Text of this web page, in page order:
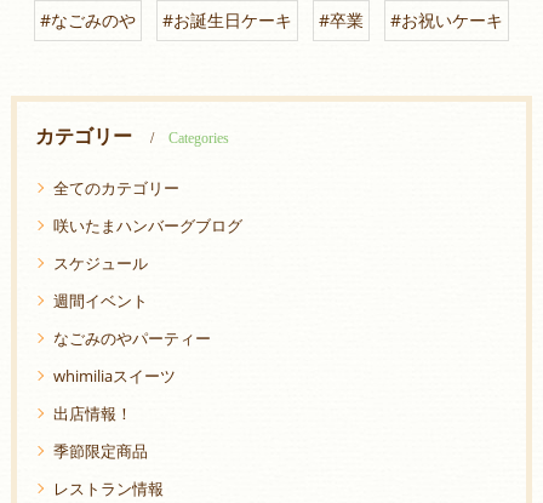
#なごみのや #お誕生日ケーキ #卒業 #お祝いケーキ
カテゴリー Categories
全てのカテゴリー
咲いたまハンバーグブログ
スケジュール
週間イベント
なごみのやパーティー
whimiliaスイーツ
出店情報！
季節限定商品
レストラン情報